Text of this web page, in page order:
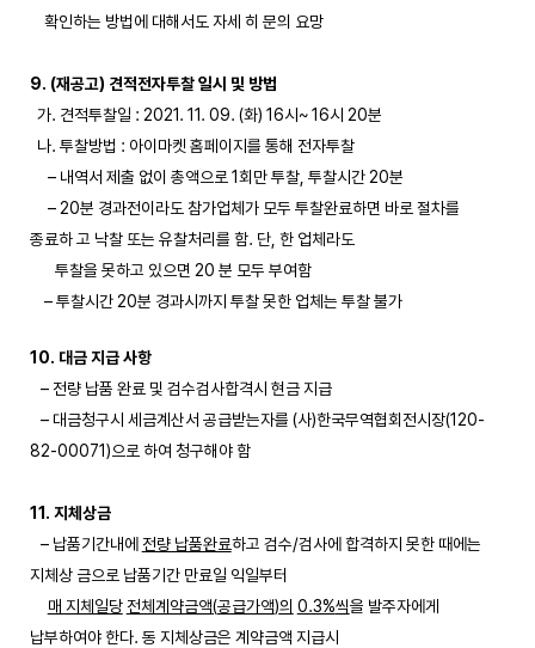
확인하는 방법에 대해서도 자세 히 문의 요망
9. (재공고) 견적전자투찰 일시 및 방법
가. 견적투찰일 : 2021. 11. 09. (화) 16시~ 16시 20분
나. 투찰방법 : 아이마켓 홈페이지를 통해 전자투찰
– 내역서 제출 없이 총액으로 1회만 투찰, 투찰시간 20분
– 20분 경과전이라도 참가업체가 모두 투찰완료하면 바로 절차를
종료하 고 낙찰 또는 유찰처리를 함. 단, 한 업체라도
투찰을 못하고 있으면 20 분 모두 부여함
– 투찰시간 20분 경과시까지 투찰 못한 업체는 투찰 불가
10. 대금 지급 사항
– 전량 납품 완료 및 검수검사합격시 현금 지급
– 대금청구시 세금계산서 공급받는자를 (사)한국무역협회전시장(120-
82-00071)으로 하여 청구해야 함
11. 지체상금
– 납품기간내에 전량 납품완료하고 검수/검사에 합격하지 못한 때에는
지체상 금으로 납품기간 만료일 익일부터
매 지체일당 전체계약금액(공급가액)의 0.3%씩을 발주자에게
납부하여야 한다. 동 지체상금은 계약금액 지급시